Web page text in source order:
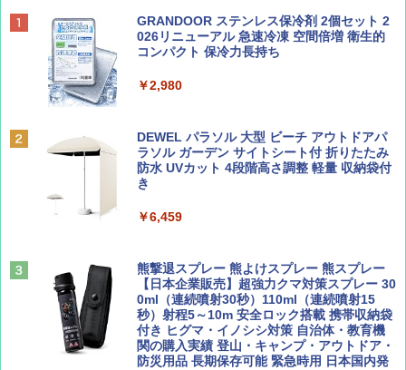
BE-PAL(ビ-パル) 2026年 9 月号【特別付録:
SOTO ミニマル"旅"財布 ランダム2種】
ディズニーファン ２０２６年 ９月号 [雑
誌] (ＤＩＳＮＥＹ ＦＡＮ)
￥713
￥1,540
Coyote No.89 特集 星野道夫 夢見る旅
地球の歩き方 スター・ウォーズ
￥2,695
D40 地球の歩き方 チェンマイ タイ北部の魅
力的な町 2026～2027 地球の歩き方D アジア
￥2,079
球の歩き方A ヨーロッパ
￥2,479
A26 地球の歩き方 チェコ ポーランド スロヴ
[キャンパーズコレクション 山善] ポップアッ
プテント 傘みたいに広げて畳める パッとサ
ッとサンシェード キューブ フルクローズ メ
&ハイキング カーキ PATC-150(KH)
PYKES PEAK (パイクスピーク) 着替えテン
ト プライバシー テント 【中が透けない】 1
ーチ ピクニック ポップアップテント 携帯 簡
￥4,980
ENDLESS BASE 《めざましテレビで紹介》
テント ワンタッチ RENEW 幅200 2-3人用 43
500002(89232)
GRANDOOR ステンレス保冷剤 2個セット 2
026リニューアル 急速冷凍 空間倍増 衛生的
コンパクト 保冷力長持ち
￥2,980
DEWEL パラソル 大型 ビーチ アウトドアパ
ラソル ガーデン サイトシート付 折りたたみ
防水 UVカット 4段階高さ調整 軽量 収納袋付
き
￥6,459
熊撃退スプレー 熊よけスプレー 熊スプレー
【日本企業販売】超強力クマ対策スプレー 30
0ml（連続噴射30秒）110ml（連続噴射15
秒）射程5～10m 安全ロック搭載 携帯収納袋
付き ヒグマ・イノシシ対策 自治体・教育機
関の購入実績 登山・キャンプ・アウトドア・
防災用品 長期保存可能 緊急時用 日本国内発